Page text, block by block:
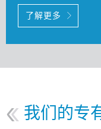
了解更多
我们的专